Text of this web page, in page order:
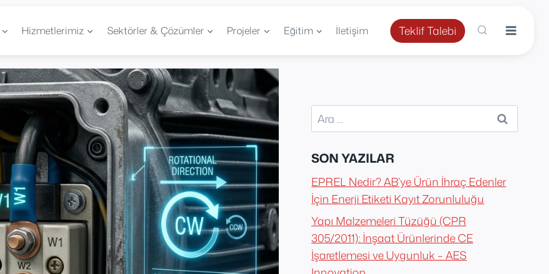
Hizmetlerimiz Sektörler & Çözümler Projeler Eğitim İletişim Teklif Talebi
Arama:
SON YAZILAR
EPREL Nedir? AB’ye Ürün İhraç Edenler
İçin Enerji Etiketi Kayıt Zorunluluğu
Yapı Malzemeleri Tüzüğü (CPR
305/2011): İnşaat Ürünlerinde CE
İşaretlemesi ve Uygunluk – AES